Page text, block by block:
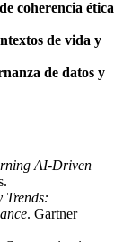
coherencia ética
de vida y
de datos y
AI‑Driven
Trends:
. Gartner